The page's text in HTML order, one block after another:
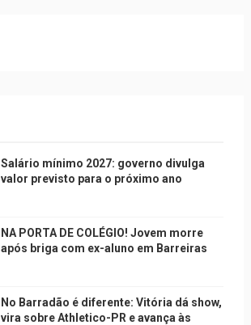
Salário mínimo 2027: governo divulga
valor previsto para o próximo ano
NA PORTA DE COLÉGIO! Jovem morre
após briga com ex-aluno em Barreiras
No Barradão é diferente: Vitória dá show,
vira sobre Athletico-PR e avança às